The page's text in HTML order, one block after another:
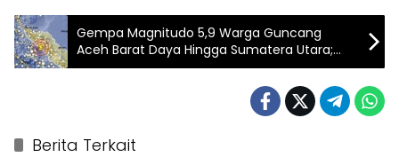
Gempa Magnitudo 5,9 Warga Guncang
Aceh Barat Daya Hingga Sumatera Utara;
Warga Berhamburan Keluar Rumah
Berita Terkait